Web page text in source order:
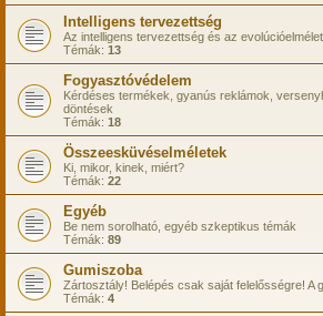
Intelligens tervezettség
Az intelligens tervezettség és az
Témák: 13
Fogyasztóvédelem
Kérdéses termékek, gyanús reklámok,
döntések
Témák: 18
Összeesküvéselméletek
Ki, mikor, kinek, miért?
Témák: 22
Egyéb
Be nem sorolható, egyéb szkeptikus témák
Témák: 89
Gumiszoba
Zártosztály! Belépés csak saját felelősségre! A
Témák: 4